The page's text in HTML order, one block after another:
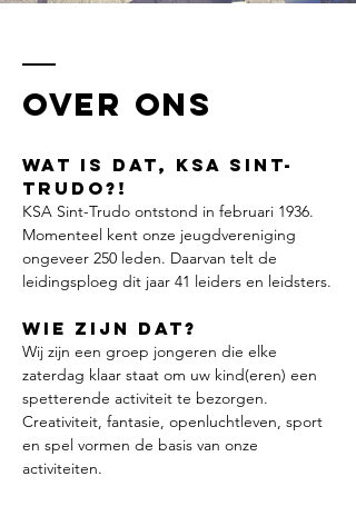
OVER ONS
WAT IS DAT, KSA SINT-
TRUDO?!
KSA Sint-Trudo ontstond in februari 1936.
Momenteel kent onze jeugdvereniging
ongeveer 250 leden. Daarvan telt de
leidingsploeg dit jaar 41 leiders en leidsters.
WIE ZIJN DAT?
Wij zijn een groep jongeren die elke
zaterdag klaar staat om uw kind(eren) een
spetterende activiteit te bezorgen.
Creativiteit, fantasie, openluchtleven, sport
en spel vormen de basis van onze
activiteiten.